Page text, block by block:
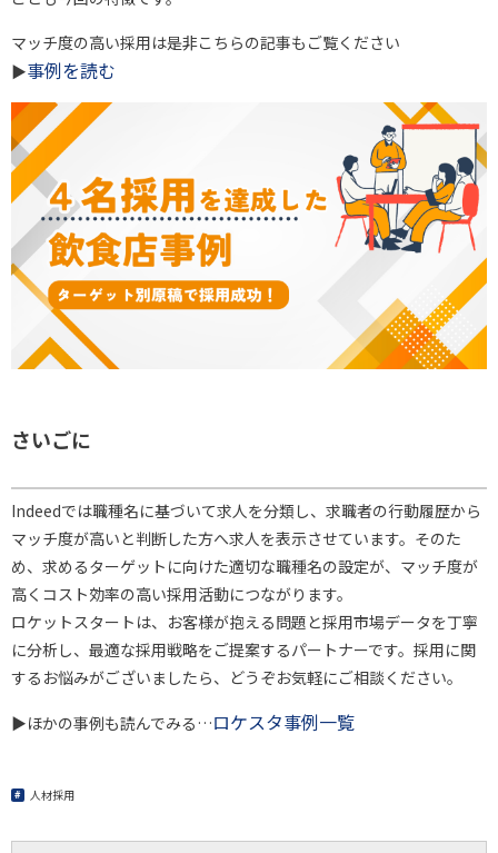
マッチ度の高い採用は是非こちらの記事もご覧ください
▶事例を読む
さいごに
Indeedでは職種名に基づいて求人を分類し、求職者の行動履歴から
マッチ度が高いと判断した方へ求人を表示させています。そのた
め、求めるターゲットに向けた適切な職種名の設定が、マッチ度が
高くコスト効率の高い採用活動につながります。
ロケットスタートは、お客様が抱える問題と採用市場データを丁寧
に分析し、最適な採用戦略をご提案するパートナーです。採用に関
するお悩みがございましたら、どうぞお気軽にご相談ください。
▶ほかの事例も読んでみる…ロケスタ事例一覧
人材採用